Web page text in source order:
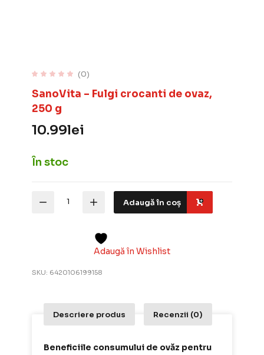
(0)
SanoVita – Fulgi crocanti de ovaz,
250 g
10.99lei
În stoc
SanoVita
250
Adaugă în coș
Adaugă în Wishlist
SKU: 6420106199158
Descriere produs Recenzii (0)
Beneficiile consumului de ovăz pentru